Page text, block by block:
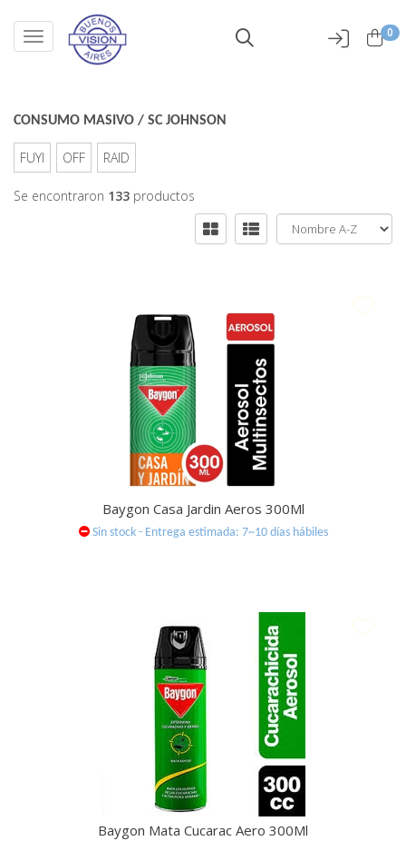
0
Toggle navigation
CONSUMO MASIVO / SC JOHNSON
FUYI OFF RAID
Se encontraron 133 productos
Baygon Casa Jardin Aeros 300Ml
Sin stock - Entrega estimada: 7~10 días hábiles
Baygon Mata Cucarac Aero 300Ml